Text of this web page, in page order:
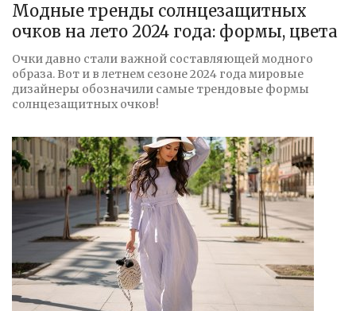
Модные тренды солнцезащитных
очков на лето 2024 года: формы, цвета
Очки давно стали важной составляющей модного
образа. Вот и в летнем сезоне 2024 года мировые
дизайнеры обозначили самые трендовые формы
солнцезащитных очков!